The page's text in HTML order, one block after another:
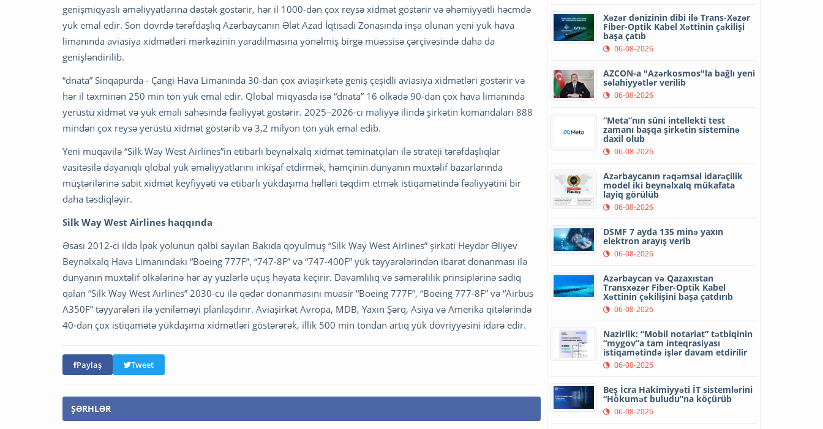
genişmiqyaslı əməliyyatlarına dəstək göstərir, hər il 1000-dən çox reysə xidmət göstərir və əhəmiyyətli həcmdə
yük emal edir. Son dövrdə tərəfdaşlıq Azərbaycanın Ələt Azad İqtisadi Zonasında inşa olunan yeni yük hava
limanında aviasiya xidmətləri mərkəzinin yaradılmasına yönəlmiş birgə müəssisə çərçivəsində daha da
genişləndirilib.
“dnata” Sinqapurda - Çangi Hava Limanında 30-dan çox aviaşirkətə geniş çeşidli aviasiya xidmətləri göstərir və
hər il təxminən 250 min ton yük emal edir. Qlobal miqyasda isə “dnata” 16 ölkədə 90-dan çox hava limanında
yerüstü xidmət və yük emalı sahəsində fəaliyyət göstərir. 2025–2026-cı maliyyə ilində şirkətin komandaları 888
mindən çox reysə yerüstü xidmət göstərib və 3,2 milyon ton yük emal edib.
Yeni müqavilə “Silk Way West Airlines”in etibarlı beynəlxalq xidmət təminatçıları ilə strateji tərəfdaşlıqlar
vasitəsilə dayanıqlı qlobal yük əməliyyatlarını inkişaf etdirmək, həmçinin dünyanın müxtəlif bazarlarında
müştərilərinə sabit xidmət keyfiyyəti və etibarlı yükdaşıma həlləri təqdim etmək istiqamətində fəaliyyətini bir
daha təsdiqləyir.
Silk Way West Airlines haqqında
Əsası 2012-ci ildə İpək yolunun qəlbi sayılan Bakıda qoyulmuş “Silk Way West Airlines” şirkəti Heydər Əliyev
Beynəlxalq Hava Limanındakı “Boeing 777F”, “747-8F” və “747-400F” yük təyyarələrindən ibarət donanması ilə
dünyanın müxtəlif ölkələrinə hər ay yüzlərlə uçuş həyata keçirir. Davamlılıq və səmərəlilik prinsiplərinə sadiq
qalan “Silk Way West Airlines” 2030-cu ilə qədər donanmasını müasir “Boeing 777F”, “Boeing 777-8F” və “Airbus
A350F” təyyarələri ilə yeniləməyi planlaşdırır. Aviaşirkət Avropa, MDB, Yaxın Şərq, Asiya və Amerika qitələrində
40-dan çox istiqamətə yükdaşıma xidmətləri göstərərək, illik 500 min tondan artıq yük dövriyyəsini idarə edir.
Paylaş Tweet
ŞƏRHLƏR
Xəzər dənizinin dibi ilə Trans-Xəzər
Fiber-Optik Kabel Xəttinin çəkilişi
başa çatıb
06-08-2026
AZCON-a "Azərkosmos"la bağlı yeni
səlahiyyətlər verilib
06-08-2026
“Meta”nın süni intellekti test
zamanı başqa şirkətin sisteminə
daxil olub
06-08-2026
Azərbaycanın rəqəmsal idarəçilik
model iki beynəlxalq mükafata
layiq görülüb
06-08-2026
DSMF 7 ayda 135 minə yaxın
elektron arayış verib
06-08-2026
Azərbaycan və Qazaxıstan
Transxəzər Fiber-Optik Kabel
Xəttinin çəkilişini başa çatdırıb
06-08-2026
Nazirlik: “Mobil notariat” tətbiqinin
“mygov”a tam inteqrasiyası
istiqamətində işlər davam etdirilir
06-08-2026
Beş İcra Hakimiyyəti İT sistemlərini
“Hökumət buludu”na köçürüb
06-08-2026